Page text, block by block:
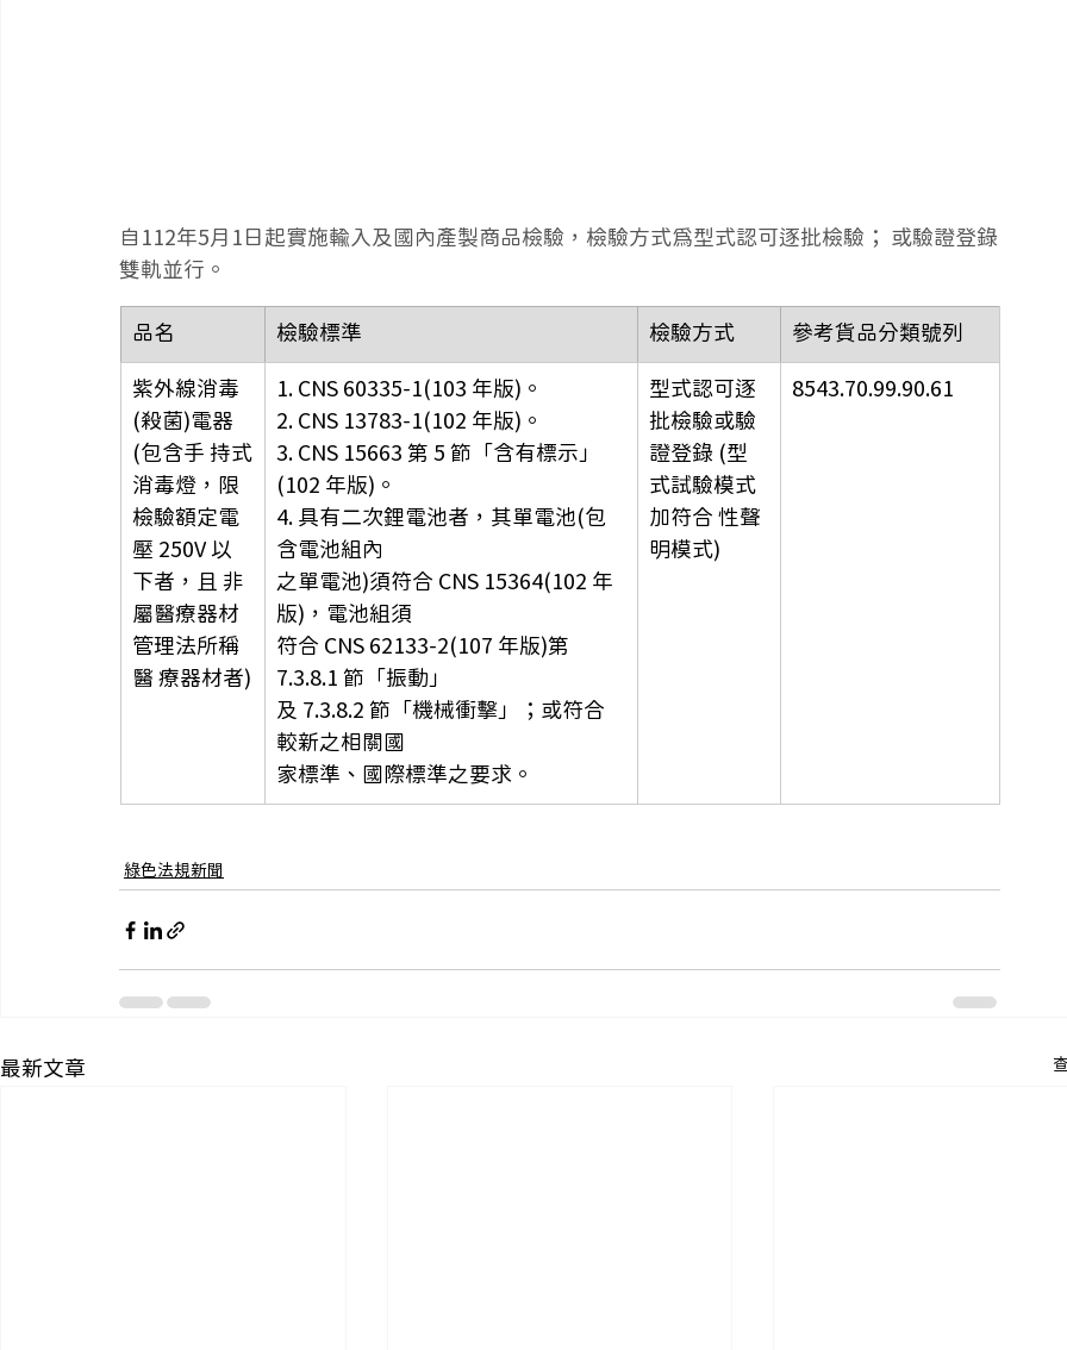
自112年5月1日起實施輸入及國內產製商品檢驗，檢驗方式為型式認可逐批檢驗； 或驗證登錄
雙軌並行。
品名 檢驗標準 檢驗方式 參考貨品分類號列
紫外線消毒
(殺菌)電器
(包含手 持式
消毒燈，限
檢驗額定電
壓 250V 以
下者，且 非
屬醫療器材
管理法所稱
醫 療器材者)
1. CNS 60335-1(103 年版)。
2. CNS 13783-1(102 年版)。
3. CNS 15663 第 5 節「含有標示」
(102 年版)。
4. 具有二次鋰電池者，其單電池(包
含電池組內
之單電池)須符合 CNS 15364(102 年
版)，電池組須
符合 CNS 62133-2(107 年版)第
7.3.8.1 節「振動」
及 7.3.8.2 節「機械衝擊」；或符合
較新之相關國
家標準、國際標準之要求。
型式認可逐
批檢驗或驗
證登錄 (型
式試驗模式
加符合 性聲
明模式)
8543.70.99.90.61
綠色法規新聞
最新文章